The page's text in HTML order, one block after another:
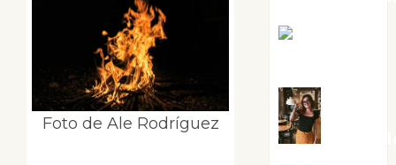
Foto de Ale Rodríguez